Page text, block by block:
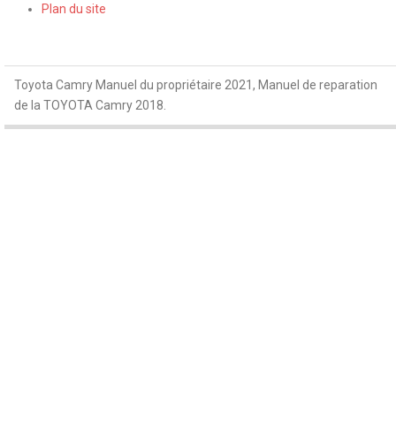
Plan du site
Toyota Camry Manuel du propriétaire 2021, Manuel de reparation
de la TOYOTA Camry 2018.